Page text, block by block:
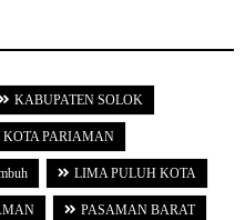
KABUPATEN SOLOK
KOTA PARIAMAN
LIMA PULUH KOTA
PASAMAN BARAT